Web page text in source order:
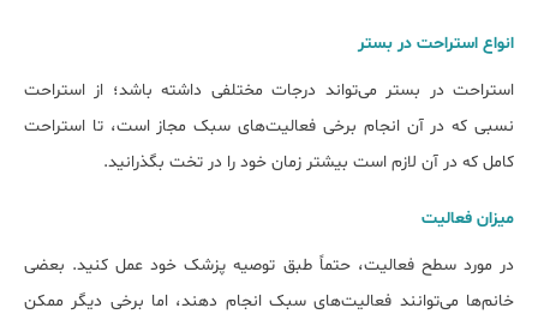
انواع استراحت در بستر
استراحت در بستر می‌تواند درجات مختلفی داشته باشد؛ از استراحت
نسبی که در آن انجام برخی فعالیت‌های سبک مجاز است، تا استراحت
کامل که در آن لازم است بیشتر زمان خود را در تخت بگذرانید.
میزان فعالیت
در مورد سطح فعالیت، حتماً طبق توصیه پزشک خود عمل کنید. بعضی
خانم‌ها می‌توانند فعالیت‌های سبک انجام دهند، اما برخی دیگر ممکن